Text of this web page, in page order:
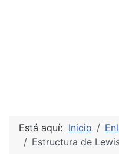
Está aquí: Inicio
Estructura de